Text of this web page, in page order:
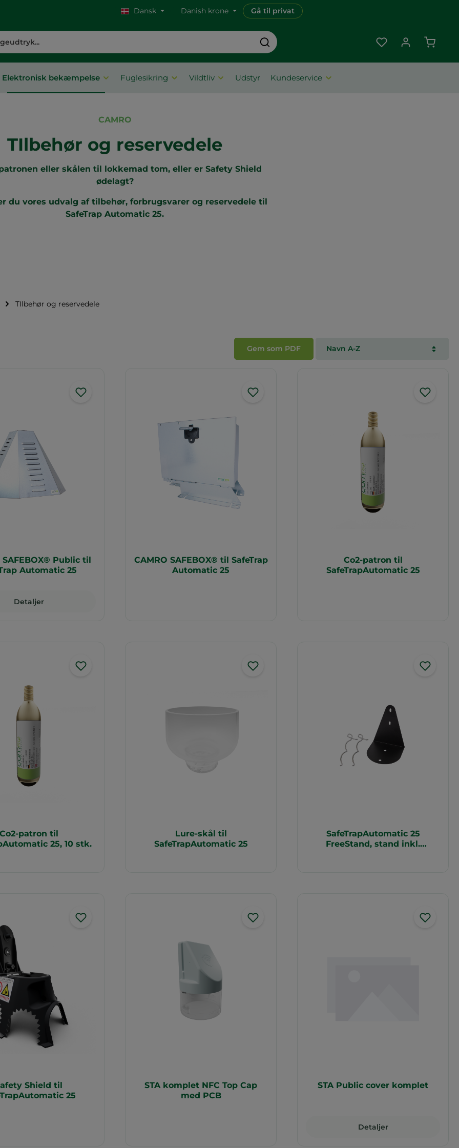
Dansk Gå til privat
Danish krone
Elektronisk bekæmpelse Fuglesikring Vildtliv Udstyr Kundeservice
CAMRO
TIlbehør og reservedele
eller skålen til lokkemad tom, eller er Safety Shield
ødelagt?
du vores udvalg af tilbehør, forbrugsvarer og reservedele til
SafeTrap Automatic 25.
TIlbehør og reservedele
Gem som PDF
SAFEBOX® Public til
Automatic 25
Detaljer
CAMRO SAFEBOX® til SafeTrap
Automatic 25
Co2-patron til
SafeTrapAutomatic 25
Co2-patron til
25, 10 stk.
Lure-skål til
SafeTrapAutomatic 25
SafeTrapAutomatic 25
FreeStand, stand inkl.
Shield til
25
STA komplet NFC Top Cap
med PCB
STA Public cover komplet
Detaljer